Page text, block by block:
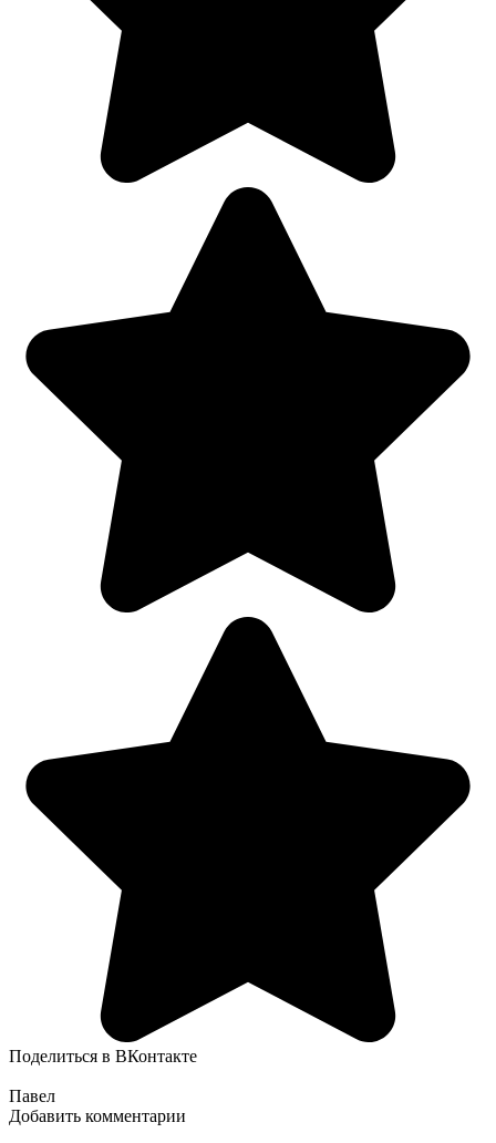
Поделиться в ВКонтакте
Павел
Добавить комментарии